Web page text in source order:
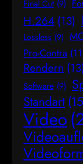
Final Cut (9)
H.264 (13)
Lossless (9)
Pro-Contra
Rendern
Software (9)
Standart
Video